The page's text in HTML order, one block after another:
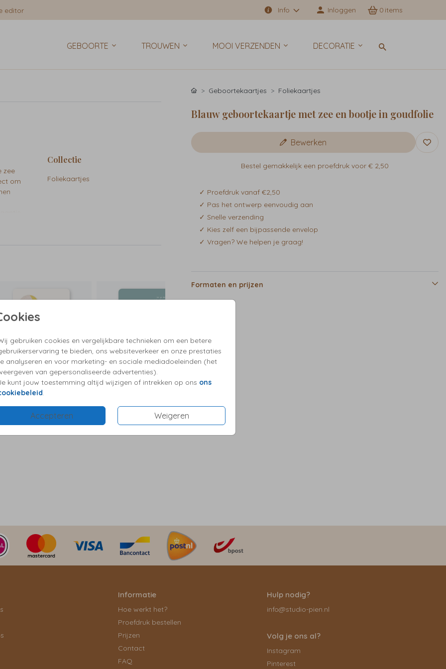
editor Info Inloggen 0
GEBOORTE TROUWEN MOOI VERZENDEN DECORATIE
gebruiken cookies en vergelijkbare technieken om een betere
te bieden, ons websiteverkeer en onze prestaties
analyseren en voor marketing- en sociale mediadoeleinden (het
van gepersonaliseerde advertenties).
kunt jouw toestemming altijd wijzigen of intrekken op ons ons
.
Accepteren Weigeren
zee
om
zal
en
Collectie
Foliekaartjes
Geboortekaartjes Foliekaartjes
Blauw geboortekaartje met zee en bootje in goudfolie
Bewerken
Bestel gemakkelijk een proefdruk voor € 2,50
✓ Proefdruk vanaf €2,50
✓ Pas het ontwerp eenvoudig aan
✓ Snelle verzending
✓ Kies zelf een bijpassende envelop
✓ Vragen? We helpen je graag!
Formaten en prijzen
Informatie
Hoe werkt het?
Proefdruk bestellen
Prijzen
Contact
FAQ
Hulp nodig?
info@studio-pien.nl
Volg je ons al?
Instagram
Pinterest